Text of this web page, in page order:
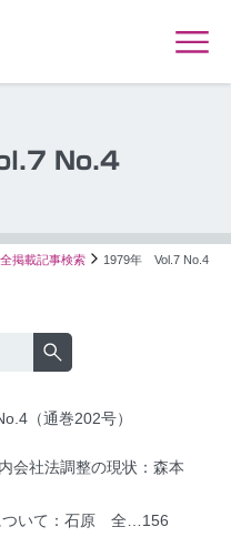
No.4
全掲載記事検索 1979年 Vol.7 No.4
（通巻202号）
会社法調整の現状：森本
ついて：石原 全…156